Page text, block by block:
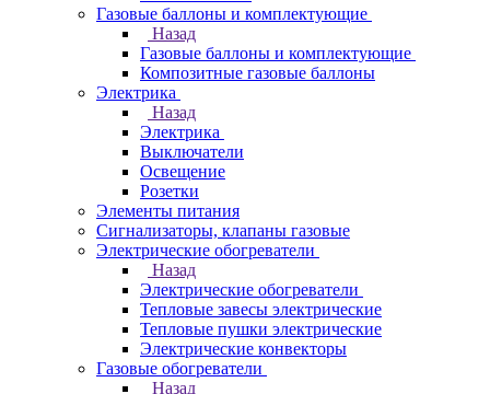
Газовые баллоны и комплектующие
Назад
Газовые баллоны и комплектующие
Композитные газовые баллоны
Электрика
Назад
Электрика
Выключатели
Освещение
Розетки
Элементы питания
Сигнализаторы, клапаны газовые
Электрические обогреватели
Назад
Электрические обогреватели
Тепловые завесы электрические
Тепловые пушки электрические
Электрические конвекторы
Газовые обогреватели
Назад